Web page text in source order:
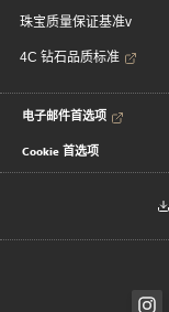
珠宝质量保证基准v
4C 钻石品质标准
电子邮件首选项
Cookie 首选项